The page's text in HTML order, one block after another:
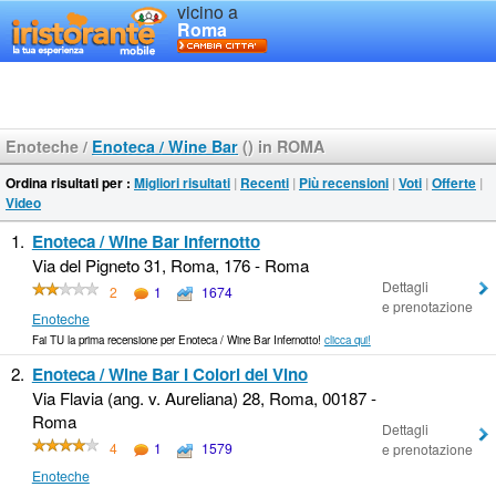
vicino a
Roma
Enoteche / Enoteca / Wine Bar () in ROMA
Ordina risultati per : Migliori risultati | Recenti | Più recensioni | Voti | Offerte |
Video
1. Enoteca / Wine Bar Infernotto
Via del Pigneto 31, Roma, 176 - Roma
2 1
1674
Enoteche
Dettagli
e prenotazione
Fai TU la prima recensione per Enoteca / Wine Bar Infernotto! clicca qui!
2. Enoteca / Wine Bar I Colori del Vino
Via Flavia (ang. v. Aureliana) 28, Roma, 00187 -
Roma
4 1
1579
Enoteche
Dettagli
e prenotazione